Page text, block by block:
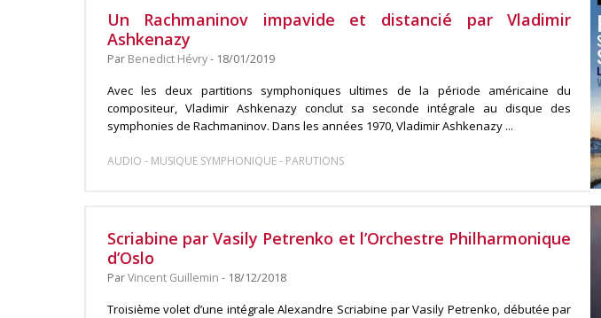
Un Rachmaninov impavide et distancié par Vladimir
Ashkenazy
Par Benedict Hévry- 18/01/2019
Avec les deux partitions symphoniques ultimes de la période américaine du
compositeur, Vladimir Ashkenazy conclut sa seconde intégrale au disque des
symphonies de Rachmaninov. Dans les années 1970, Vladimir Ashkenazy ...
AUDIO - MUSIQUE SYMPHONIQUE- PARUTIONS
Scriabine par Vasily Petrenko et l’Orchestre Philharmonique
d’Oslo
ParVincent Guillemin - 18/12/2018
Troisième volet d’une intégrale Alexandre Scriabine par Vasily Petrenko, débutée par